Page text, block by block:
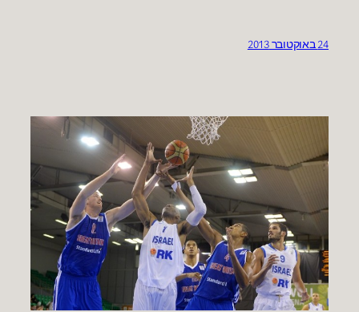
24 באוקטובר 2013